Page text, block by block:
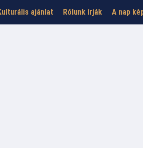
ajánlat Rólunk írják A nap